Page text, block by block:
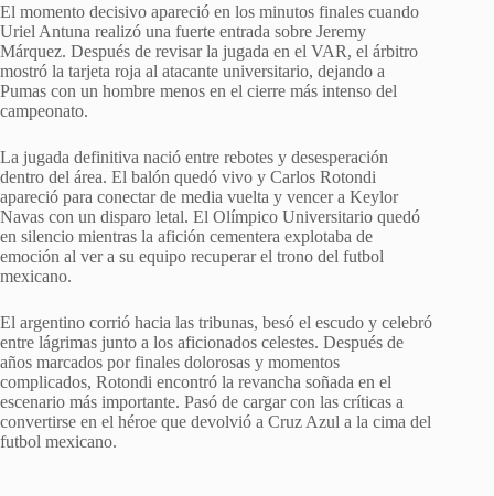
El momento decisivo apareció en los minutos finales cuando
Uriel Antuna realizó una fuerte entrada sobre Jeremy
Márquez. Después de revisar la jugada en el VAR, el árbitro
mostró la tarjeta roja al atacante universitario, dejando a
Pumas con un hombre menos en el cierre más intenso del
campeonato.
La jugada definitiva nació entre rebotes y desesperación
dentro del área. El balón quedó vivo y Carlos Rotondi
apareció para conectar de media vuelta y vencer a Keylor
Navas con un disparo letal. El Olímpico Universitario quedó
en silencio mientras la afición cementera explotaba de
emoción al ver a su equipo recuperar el trono del futbol
mexicano.
El argentino corrió hacia las tribunas, besó el escudo y celebró
entre lágrimas junto a los aficionados celestes. Después de
años marcados por finales dolorosas y momentos
complicados, Rotondi encontró la revancha soñada en el
escenario más importante. Pasó de cargar con las críticas a
convertirse en el héroe que devolvió a Cruz Azul a la cima del
futbol mexicano.